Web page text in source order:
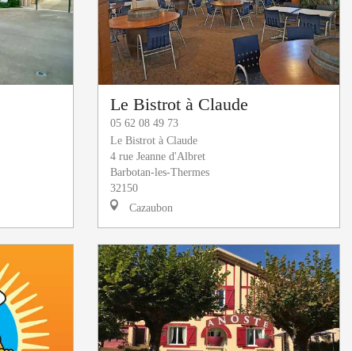
Le Bistrot à Claude
05 62 08 49 73
Le Bistrot à Claude
4 rue Jeanne d'Albret
Barbotan-les-Thermes
32150
Cazaubon